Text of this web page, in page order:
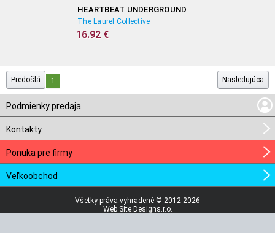
HEARTBEAT UNDERGROUND
The Laurel Collective
16.92 €
Predošlá 1 Nasledujúca
Podmienky predaja
Kontakty
Ponuka pre firmy
Veľkoobchod
Všetky práva vyhradené © 2012-2026
Web Site Designs.r.o.